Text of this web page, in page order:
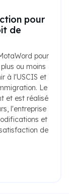
pour
de
pour
ou moins
à l'USCIS et
Le
et est réalisé
l'entreprise
et
de